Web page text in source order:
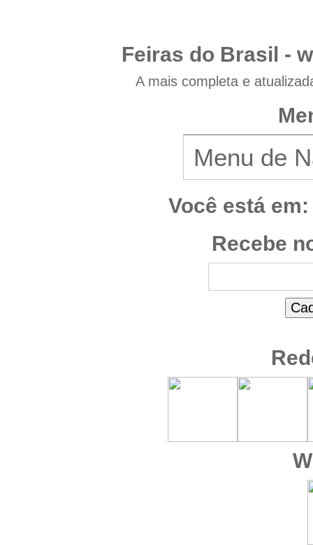
Feiras do Brasil -
A mais completa e
Você está em:
Recebe